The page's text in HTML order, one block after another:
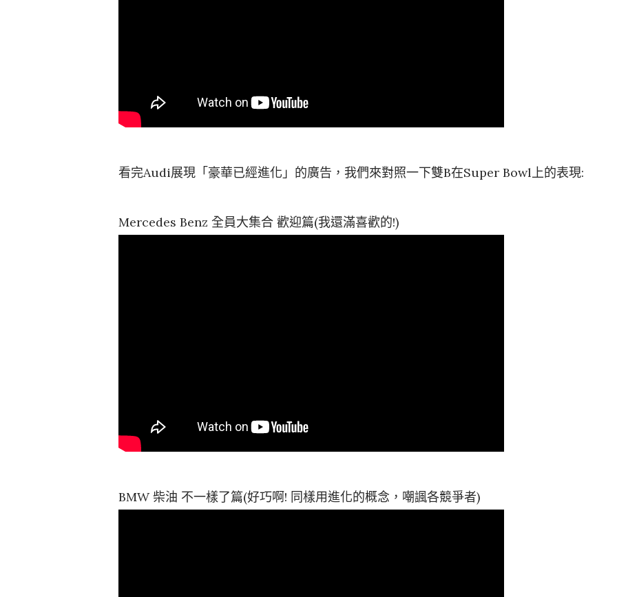
看完Audi展現「豪華已經進化」的廣告，我們來對照一下雙B在Super Bowl上的表現:
Mercedes Benz 全員大集合 歡迎篇(我還滿喜歡的!)
BMW 柴油 不一樣了篇(好巧啊! 同樣用進化的概念，嘲諷各競爭者)